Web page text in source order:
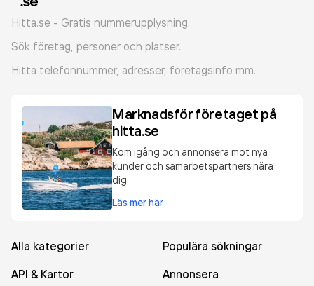
Hitta.se - Gratis nummerupplysning.
Sök företag, personer och platser.
Hitta telefonnummer, adresser, företagsinfo mm.
Marknadsför företaget på
hitta.se
Kom igång och annonsera mot nya
kunder och samarbetspartners nära
dig.
Läs mer här
Alla kategorier
Populära sökningar
API & Kartor
Annonsera